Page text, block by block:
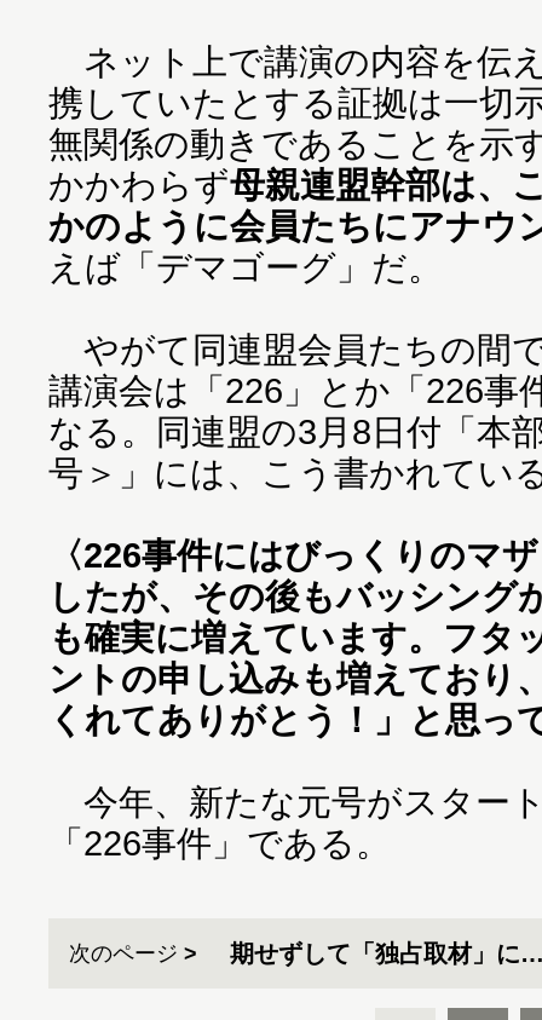
ネット上で講演の内容を伝
携していたとする証拠は一切
無関係の動きであることを示
かかわらず母親連盟幹部は、
かのように会員たちにアナウ
えば「デマゴーグ」だ。
やがて同連盟会員たちの間
講演会は「226」とか「226事
なる。同連盟の3月8日付「本
号＞」には、こう書かれてい
〈226事件にはびっくりのマ
したが、その後もバッシング
も確実に増えています。フタ
ントの申し込みも増えており
くれてありがとう！」と思っ
今年、新たな元号がスター
「226事件」である。
次のページ 期せずして「独占取材」